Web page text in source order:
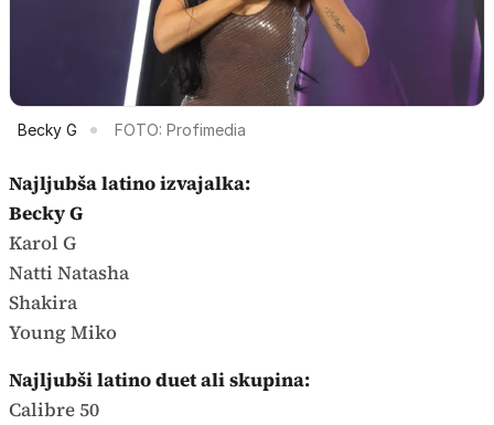
Becky G FOTO: Profimedia
Najljubša latino izvajalka:
Becky G
Karol G
Natti Natasha
Shakira
Young Miko
Najljubši latino duet ali skupina:
Calibre 50